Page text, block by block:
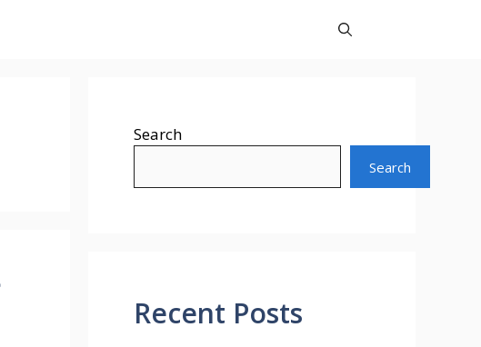
Search
Search
Recent Posts